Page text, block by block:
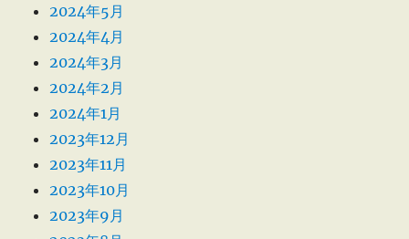
2024年5月
2024年4月
2024年3月
2024年2月
2024年1月
2023年12月
2023年11月
2023年10月
2023年9月